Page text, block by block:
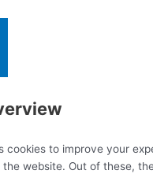
cookies to improve your
website. Out of these,